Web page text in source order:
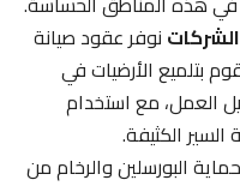
نوفر عقود صيانة
الأرضيات في
مع استخدام
الكثيفة.
البورسلين والرخام من